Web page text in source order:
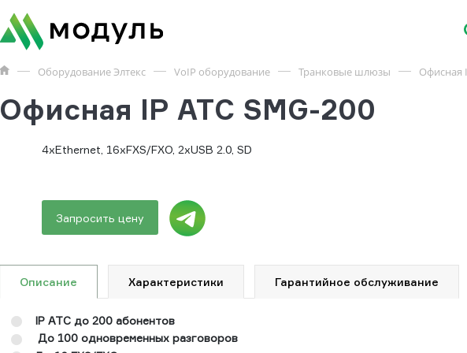
Оборудование Элтекс VoIP оборудование Транковые шлюзы Офисная
Офисная IP АТС SMG-200
4хEthernet, 16хFXS/FXO, 2хUSB 2.0, SD
Запросить цену
Описание Характеристики Гарантийное обслуживание
IP АТС до 200 абонентов
До 100 одновременных разговоров